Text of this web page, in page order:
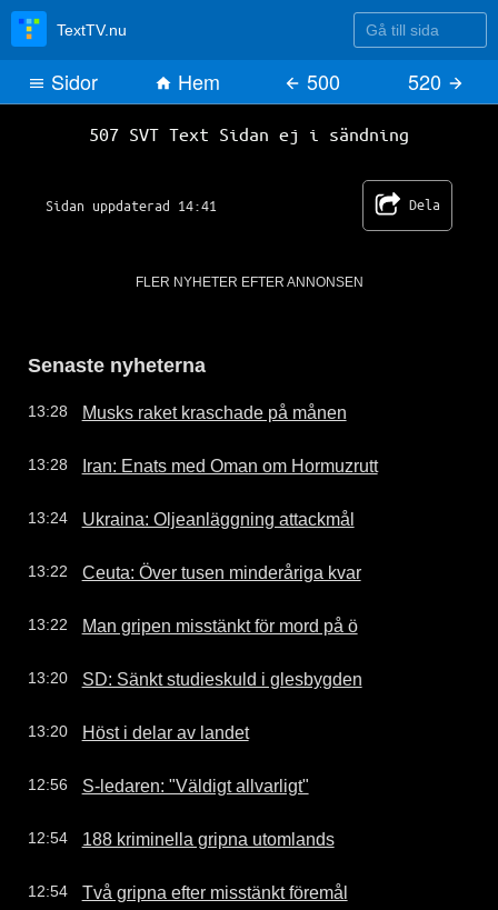
507 SVT Text Sidan ej i sändning
Sidan uppdaterad 14:41 Dela
FLER NYHETER EFTER ANNONSEN
Senaste nyheterna
13:28 Musks raket kraschade på månen
13:28 Iran: Enats med Oman om Hormuzrutt
13:24 Ukraina: Oljeanläggning attackmål
13:22 Ceuta: Över tusen minderåriga kvar
13:22 Man gripen misstänkt för mord på ö
13:20 SD: Sänkt studieskuld i glesbygden
13:20 Höst i delar av landet
12:56 S-ledaren: "Väldigt allvarligt"
12:54 188 kriminella gripna utomlands
12:54 Två gripna efter misstänkt föremål
TextTV.nu Gå till sida
Sidor Hem 500 520